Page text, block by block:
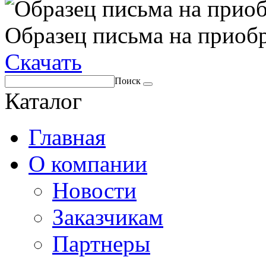
Образец письма на
Скачать
Поиск
Каталог
Главная
О компании
Новости
Заказчикам
Партнеры